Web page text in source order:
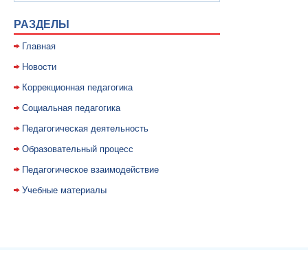
РАЗДЕЛЫ
Главная
Новости
Коррекционная педагогика
Социальная педагогика
Педагогическая деятельность
Образовательный процесс
Педагогическое взаимодействие
Учебные материалы